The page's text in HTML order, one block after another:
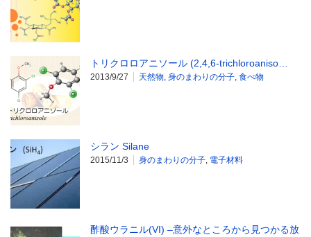
トリクロロアニソール (2,4,6-trichloroaniso…
2013/9/27 天然物, 身のまわりの分子, 食べ物
シラン Silane
2015/11/3 身のまわりの分子, 電子材料
酢酸ウラニル(VI) –意外なところから見つかる放